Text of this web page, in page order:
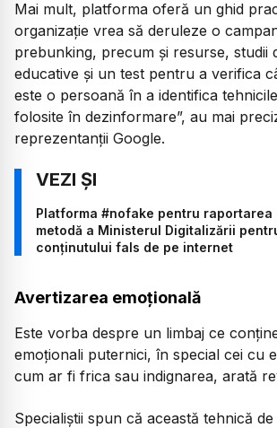
Mai mult, platforma oferă un ghid
organizaţie vrea să deruleze o
prebunking, precum şi resurse, studii
educative şi un test pentru a verifica
este o persoană în a identifica
folosite în dezinformare”, au mai
reprezentanții Google.
Platforma #nofake pentru raportarea
metodă a Ministerul Digitalizării
conținutului fals de pe internet
Avertizarea emoțională
Este vorba despre un limbaj ce
emoționali puternici, în special cei cu
cum ar fi frica sau indignarea, arată
Specialiștii spun că această tehnică